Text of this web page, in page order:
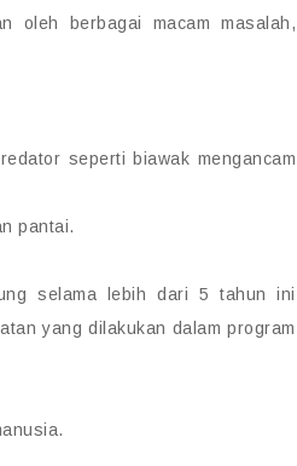
oleh berbagai macam masalah,
seperti biawak mengancam
pantai.
selama lebih dari 5 tahun ini
yang dilakukan dalam program